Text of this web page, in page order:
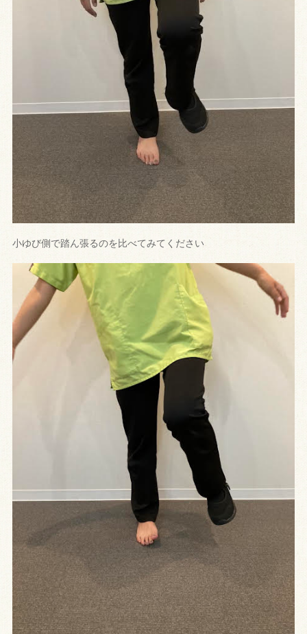
小ゆび側で踏ん張るのを比べてみてください